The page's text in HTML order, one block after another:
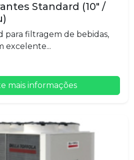
Standard (10" /
para filtragem de bebidas,
excelente...
mais informações